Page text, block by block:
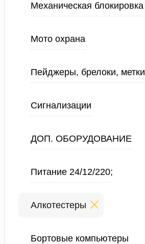
Механическая блокировка
Мото охрана
Пейджеры, брелоки, метки
Сигнализации
ДОП. ОБОРУДОВАНИЕ
Питание 24/12/220;
Алкотестеры
Бортовые компьютеры